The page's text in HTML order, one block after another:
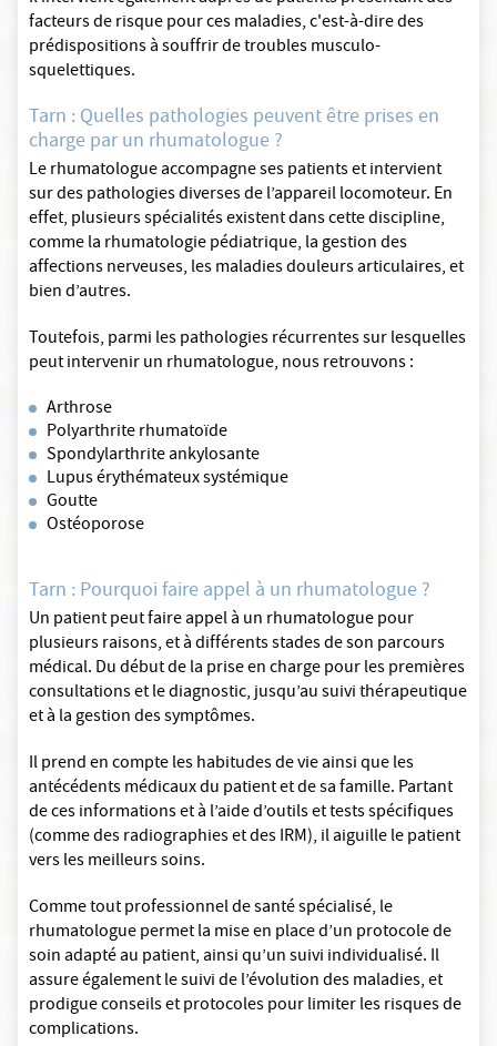
facteurs de risque pour ces maladies, c'est-à-dire des
prédispositions à souffrir de troubles musculo-
squelettiques.
Tarn : Quelles pathologies peuvent être prises en
charge par un rhumatologue ?
Le rhumatologue accompagne ses patients et intervient
sur des pathologies diverses de l’appareil locomoteur. En
effet, plusieurs spécialités existent dans cette discipline,
comme la rhumatologie pédiatrique, la gestion des
affections nerveuses, les maladies douleurs articulaires, et
bien d’autres.
Toutefois, parmi les pathologies récurrentes sur lesquelles
peut intervenir un rhumatologue, nous retrouvons :
Arthrose
Polyarthrite rhumatoïde
Spondylarthrite ankylosante
Lupus érythémateux systémique
Goutte
Ostéoporose
Tarn : Pourquoi faire appel à un rhumatologue ?
Un patient peut faire appel à un rhumatologue pour
plusieurs raisons, et à différents stades de son parcours
médical. Du début de la prise en charge pour les premières
consultations et le diagnostic, jusqu’au suivi thérapeutique
et à la gestion des symptômes.
Il prend en compte les habitudes de vie ainsi que les
antécédents médicaux du patient et de sa famille. Partant
de ces informations et à l’aide d’outils et tests spécifiques
(comme des radiographies et des IRM), il aiguille le patient
vers les meilleurs soins.
Comme tout professionnel de santé spécialisé, le
rhumatologue permet la mise en place d’un protocole de
soin adapté au patient, ainsi qu’un suivi individualisé. Il
assure également le suivi de l’évolution des maladies, et
prodigue conseils et protocoles pour limiter les risques de
complications.